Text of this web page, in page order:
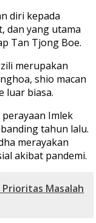
diri kepada
dan yang utama
Tan Tjong Boe.
merupakan
shio macan
luar biasa.
Imlek
tahun lalu.
merayakan
akibat pandemi.
Prioritas Masalah